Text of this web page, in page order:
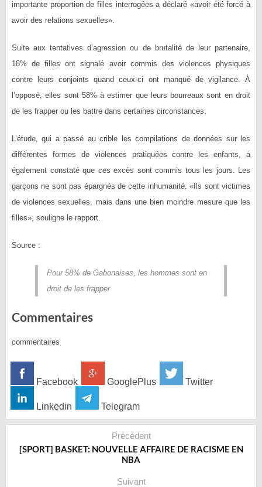
importante proportion de filles interrogées a déclaré «avoir été forcé à
avoir des relations sexuelles».
Suite aux tentatives d’agression ou de brutalité de leur partenaire,
18% de filles ont signalé avoir commis des violences physiques
contre leurs conjoints quand ceux-ci ont manqué de vigilance. À
l’opposé, elles sont 58% à estimer que leurs bourreaux sont en droit
de les frapper ou les battre dans certaines circonstances.
L’étude, qui a passé au crible les compilations de données sur les
différentes formes de violences pratiquées contre les enfants, a
également constaté que ces excès sont commis tous les jours. Les
garçons ne sont pas épargnés de cette inhumanité. «Ils sont victimes
de violences sexuelles, mais dans une bien moindre mesure que les
filles», souligne le rapport.
Source :
Pour 58% de Gabonaises, les hommes sont en
droit de les frapper
Commentaires
commentaires
Facebook GooglePlus Twitter
Linkedin Telegram
Précédent
[SPORT] BASKET: NOUVELLE AFFAIRE DE RACISME EN
NBA
Suivant